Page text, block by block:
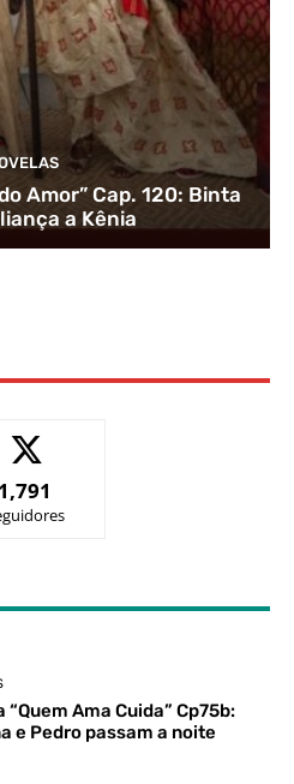
Amor” Cap. 120: Binta
a Kênia
1,791
“Quem Ama Cuida” Cp75b:
e Pedro passam a noite